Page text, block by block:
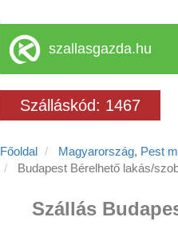
szallasgazda.hu
Szálláskód: 1467
Főoldal Magyarország, Pest
Budapest Bérelhető lakás/
Szállás